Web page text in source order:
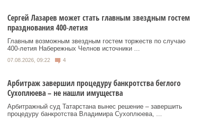
Сергей Лазарев может стать главным звездным гостем
празднования 400‑летия
Главным возможным звездным гостем торжеств по случаю
400‑летия Набережных Челнов источники ...
07.08.2026, 09:22 4
Арбитраж завершил процедуру банкротства беглого
Сухоплюева – не нашли имущества
Арбитражный суд Татарстана вынес решение – завершить
процедуру банкротства Владимира Сухоплюева, ...